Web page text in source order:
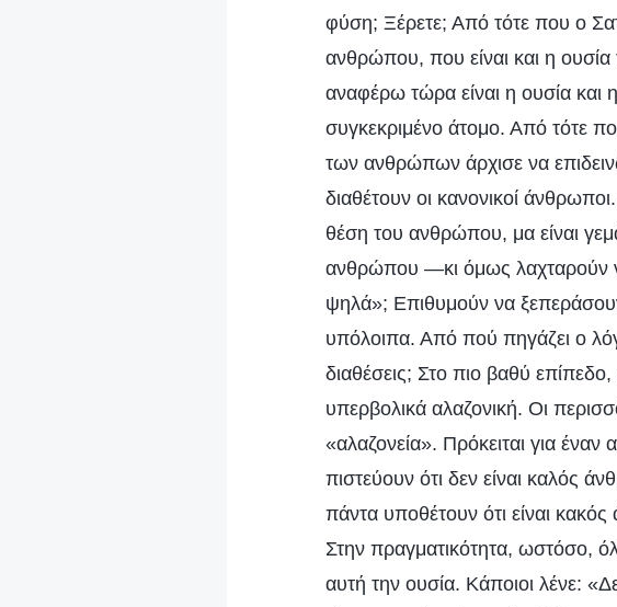
φύση; Ξέρετε; Από τότε που ο
ανθρώπου, που είναι και η
αναφέρω τώρα είναι η ουσία
συγκεκριμένο άτομο. Από τότε
των ανθρώπων άρχισε να
διαθέτουν οι κανονικοί
θέση του ανθρώπου, μα είναι
ανθρώπου —κι όμως λαχταρούν
ψηλά»; Επιθυμούν να
υπόλοιπα. Από πού πηγάζει ο
διαθέσεις; Στο πιο βαθύ
υπερβολικά αλαζονική. Οι
«αλαζονεία». Πρόκειται για
πιστεύουν ότι δεν είναι καλός
πάντα υποθέτουν ότι είναι
Στην πραγματικότητα, ωστόσο,
αυτή την ουσία. Κάποιοι λένε: